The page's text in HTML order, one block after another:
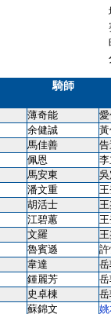
騎師
薄奇能
余健誠 黃
馬佳善 告
佩恩 李
馬安東
潘文重
胡活士
江碧蕙
文羅
魯賓遜
韋達
鍾麗芳
史卓棟
蘇錦文